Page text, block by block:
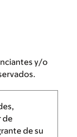
y/o
de
de su